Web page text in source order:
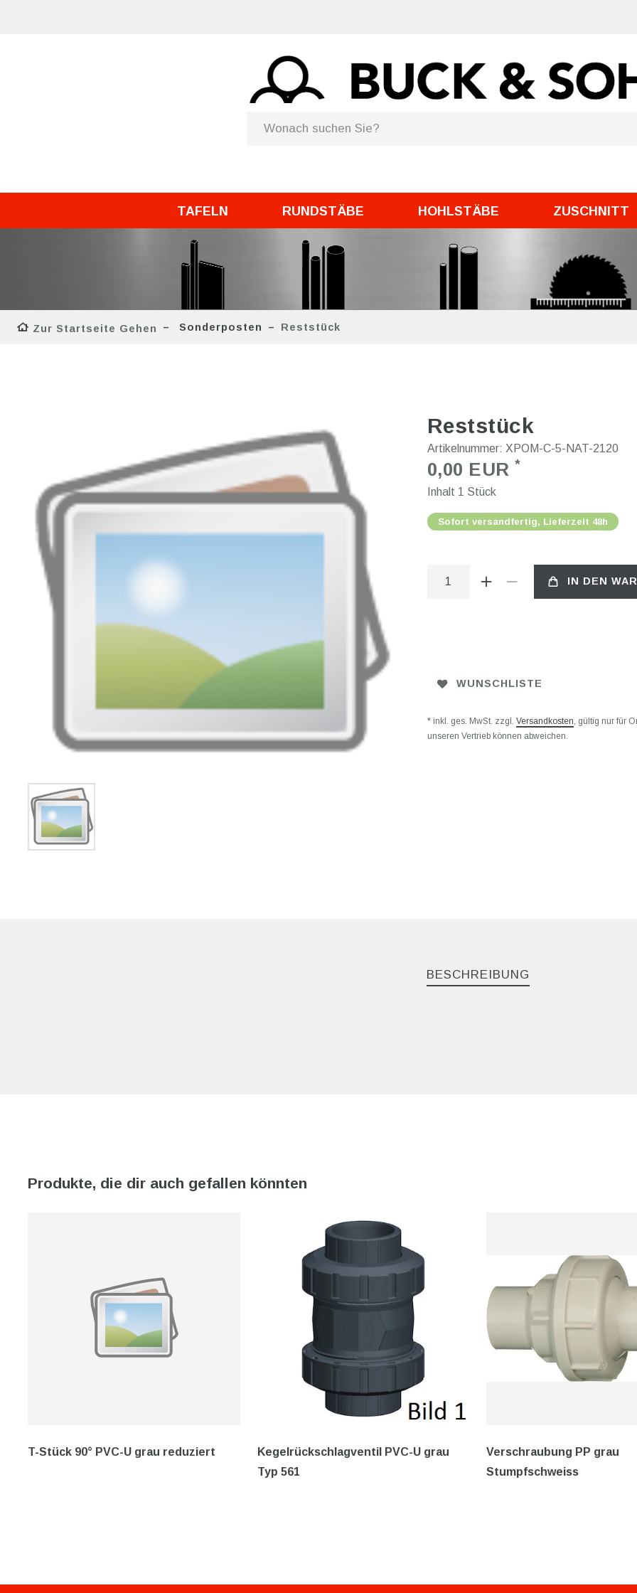
TAFELN RUNDSTÄBE HOHLSTÄBE ZUSCHNITT
Zur Startseite Gehen Sonderposten Reststück
Reststück
Artikelnummer: XPOM-C-5-NAT-2120
0,00 EUR *
Inhalt 1 Stück
Sofort versandfertig, Lieferzeit 48h
IN DEN
WUNSCHLISTE
* inkl. ges. MwSt. zzgl. Versandkosten, gültig nur für
unseren Vertrieb können abweichen.
BESCHREIBUNG
Produkte, die dir auch gefallen könnten
T-Stück 90° PVC-U grau reduziert
Kegelrückschlagventil PVC-U grau
Typ 561
Verschraubung PP grau
Stumpfschweiss